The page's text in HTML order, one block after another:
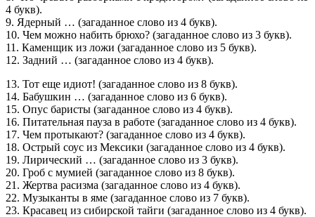
4 букв).
9. Ядерный … (загаданное слово из 4 букв).
10. Чем можно набить брюхо? (загаданное слово из 3 букв).
11. Каменщик из ложи (загаданное слово из 5 букв).
12. Задний … (загаданное слово из 4 букв).
13. Тот еще идиот! (загаданное слово из 8 букв).
14. Бабушкин … (загаданное слово из 6 букв).
15. Опус баристы (загаданное слово из 4 букв).
16. Питательная пауза в работе (загаданное слово из 4 букв).
17. Чем протыкают? (загаданное слово из 4 букв).
18. Острый соус из Мексики (загаданное слово из 4 букв).
19. Лирический … (загаданное слово из 3 букв).
20. Гроб с мумией (загаданное слово из 8 букв).
21. Жертва расизма (загаданное слово из 4 букв).
22. Музыканты в яме (загаданное слово из 7 букв).
23. Красавец из сибирской тайги (загаданное слово из 4 букв).